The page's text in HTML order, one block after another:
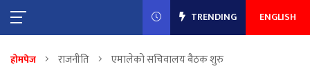
TRENDING ENGLISH
होमपेज राजनीति एमालेको सचिवालय बैठक शुरु